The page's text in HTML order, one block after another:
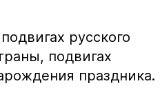
русского
подвигах
праздника.